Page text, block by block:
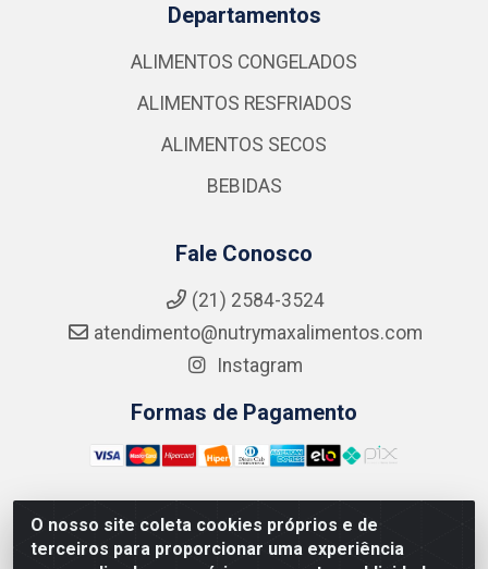
O nosso site coleta cookies próprios e de
terceiros para proporcionar uma experiência
Departamentos
ALIMENTOS CONGELADOS
ALIMENTOS RESFRIADOS
ALIMENTOS SECOS
BEBIDAS
Fale Conosco
(21) 2584-3524
atendimento@nutrymaxalimentos.com
Instagram
Formas de Pagamento
NUTRY MAX COMÉRCIO DE PRODUTOS ALIMENTICIOS
LTDA - RUA DO FEIJÃO, 721 PENHA CIRCULAR/RJ -